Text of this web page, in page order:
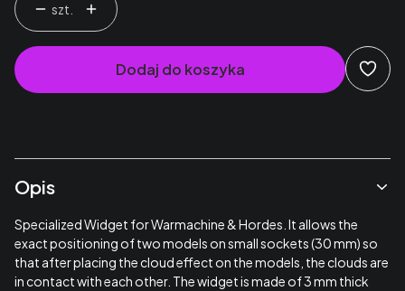
szt.
Dodaj do koszyka
Opis
Specialized Widget for Warmachine & Hordes. It allows the
exact positioning of two models on small sockets (30 mm) so
that after placing the cloud effect on the models, the clouds are
in contact with each other. The widget is made of 3 mm thick